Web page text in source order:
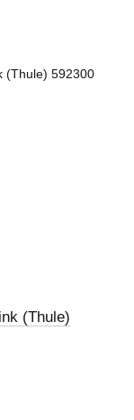
(Thule)